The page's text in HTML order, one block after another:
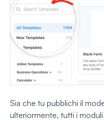
Sia che tu pubblichi il
ulteriormente, tutti i